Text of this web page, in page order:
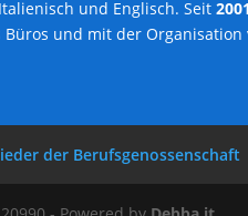
und Englisch. Seit 2001
und mit der
der Berufsgenossenschaft